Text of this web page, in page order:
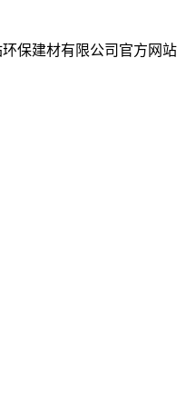
保建材有限公司官方网站